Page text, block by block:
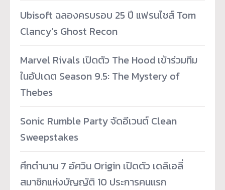
Ubisoft ฉลองครบรอบ 25 ปี แฟรนไชส์ Tom
Clancy’s Ghost Recon
Marvel Rivals เปิดตัว The Hood เข้าร่วมทีม
ในอัปเดต Season 9.5: The Mystery of
Thebes
Sonic Rumble Party จัดอีเวนต์ Clean
Sweepstakes
ศึกตำนาน 7 อัศวิน Origin เปิดตัว เดลิเอลี่
สมาชิกแห่งบัญญัติ 10 ประการคนแรก